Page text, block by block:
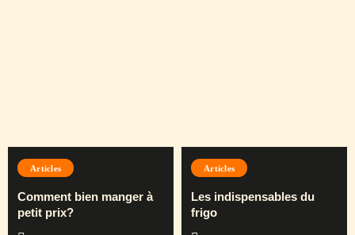
Articles
Comment bien manger à
petit prix?
Articles
Les indispensables du
frigo